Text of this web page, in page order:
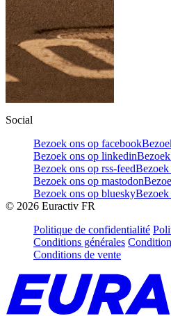
Social
Bezoek ons op facebook
Bezoek ons op linkedin
Bezoek ons op rss-feedBezoek
Bezoek ons op mastodon
Bezoek ons op blueskyBezoek
© 2026 Euractiv FR
Politique de confidentialité
Conditions générales
Conditions de vente